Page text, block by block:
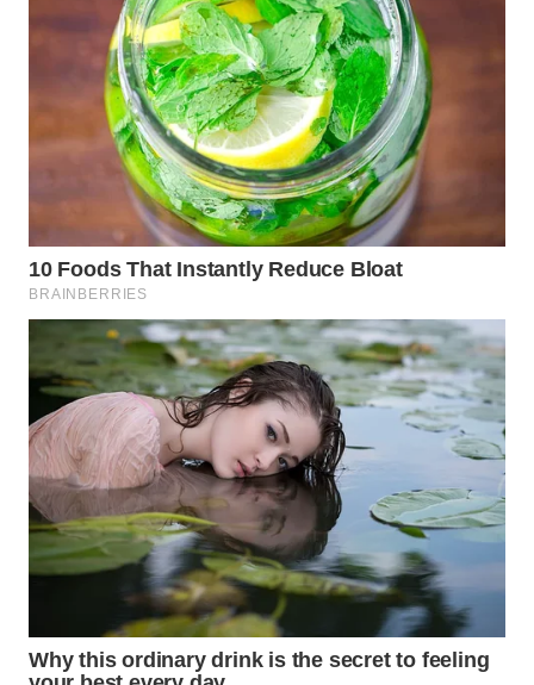
DANAU
WN
LANGKAT
WN
TAPANULI
SELATAN
WN
TANJUNG
LESUNG
WN
WN
SIMALUNGUN